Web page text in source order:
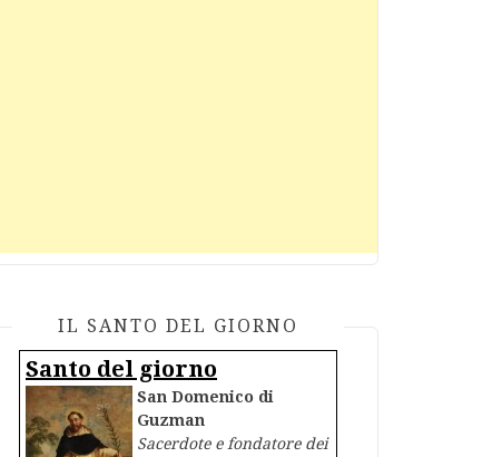
IL SANTO DEL GIORNO
Santo del giorno
San Domenico di
Guzman
Sacerdote e fondatore dei